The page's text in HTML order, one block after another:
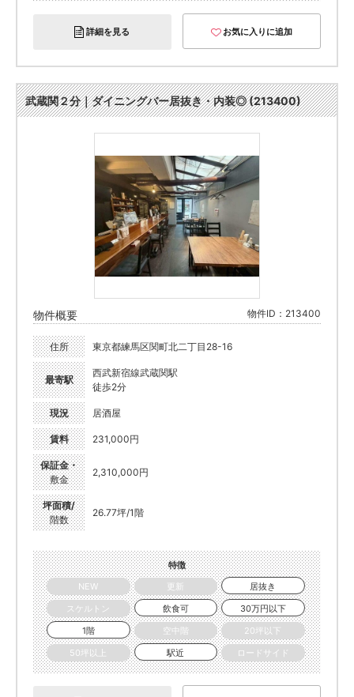
詳細を見る お気に入りに追加
武蔵関２分｜ダイニングバー居抜き・内装◎ (213400)
物件概要 物件ID：213400
住所 東京都練馬区関町北二丁目28-16
最寄駅
西武新宿線武蔵関駅
徒歩2分
現況 居酒屋
賃料 231,000円
保証金・
敷金
2,310,000円
坪面積/
階数
26.77坪/1階
特徴
NEW
更新
居抜き
スケルトン
飲食可
30万円以下
1階
空中階
20坪以下
50坪以上
駅近 ロードサイド